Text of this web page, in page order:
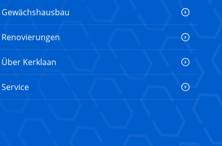
Gewächshausbau
Renovierungen
Über Kerklaan
Service